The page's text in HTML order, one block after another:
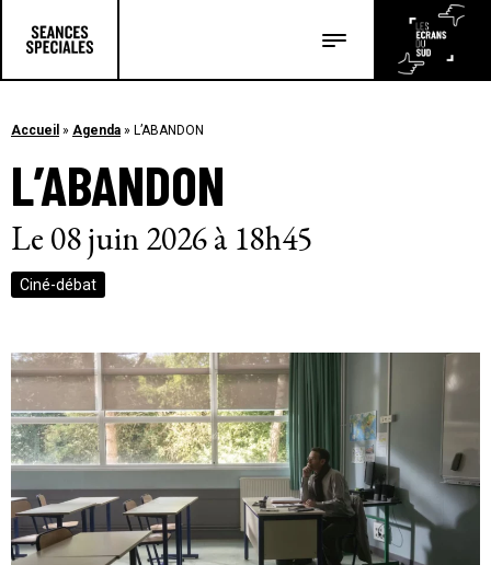
Les articles
Accueil » Agenda » L’ABANDON
L’ABANDON
Le 08 juin 2026 à 18h45
Ciné-débat